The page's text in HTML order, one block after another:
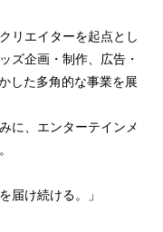
リエイターを起点とし
ズ企画・制作、広告・
した多角的な事業を展
に、エンターテインメ
届け続ける。」